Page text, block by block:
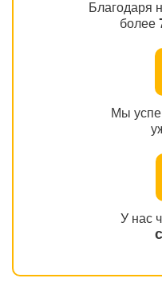
Благодаря
более
Мы
У нас